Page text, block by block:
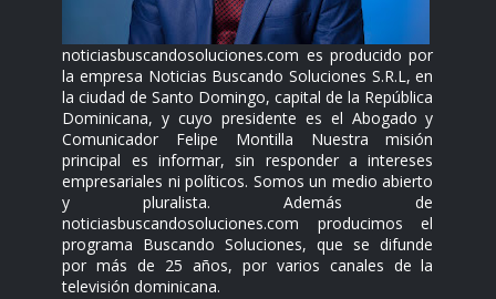
noticiasbuscandosoluciones.com es producido por
la empresa Noticias Buscando Soluciones S.R.L, en
la ciudad de Santo Domingo, capital de la República
Dominicana, y cuyo presidente es el Abogado y
Comunicador Felipe Montilla Nuestra misión
principal es informar, sin responder a intereses
empresariales ni políticos. Somos un medio abierto
y pluralista. Además de
noticiasbuscandosoluciones.com producimos el
programa Buscando Soluciones, que se difunde
por más de 25 años, por varios canales de la
televisión dominicana.